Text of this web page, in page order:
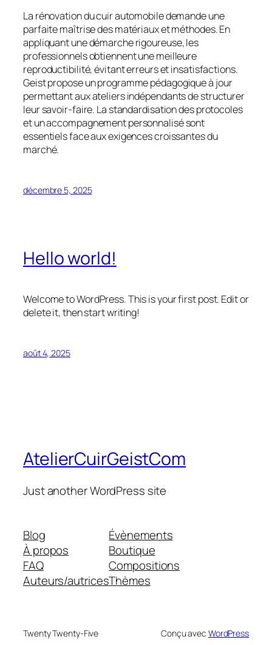
La rénovation du cuir automobile demande une
parfaite maîtrise des matériaux et méthodes. En
appliquant une démarche rigoureuse, les
professionnels obtiennent une meilleure
reproductibilité, évitant erreurs et insatisfactions.
Geist propose un programme pédagogique à jour
permettant aux ateliers indépendants de structurer
leur savoir-faire. La standardisation des protocoles
et un accompagnement personnalisé sont
essentiels face aux exigences croissantes du
marché.
décembre 5, 2025
Hello world!
Welcome to WordPress. This is your first post. Edit or
delete it, then start writing!
août 4, 2025
AtelierCuirGeistCom
Just another WordPress site
Blog
À propos
FAQ
Auteurs/autrices
Évènements
Boutique
Compositions
Thèmes
Twenty Twenty-Five Conçu avec WordPress